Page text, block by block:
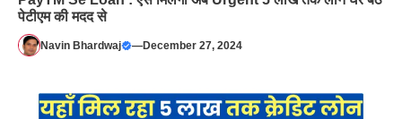
पेटीएम की मदद से
Navin Bhardwaj —December 27, 2024